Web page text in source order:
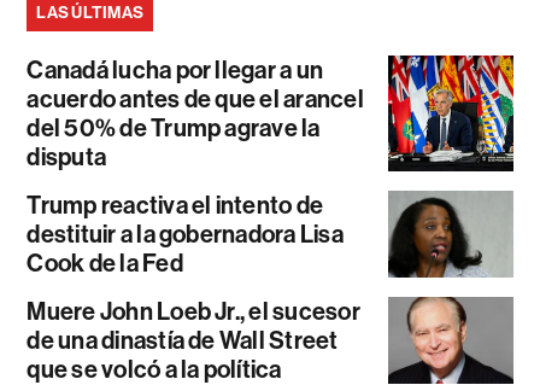
LAS ÚLTIMAS
Canadá lucha por llegar a un
acuerdo antes de que el arancel
del 50% de Trump agrave la
disputa
Trump reactiva el intento de
destituir a la gobernadora Lisa
Cook de la Fed
Muere John Loeb Jr., el sucesor
de una dinastía de Wall Street
que se volcó a la política